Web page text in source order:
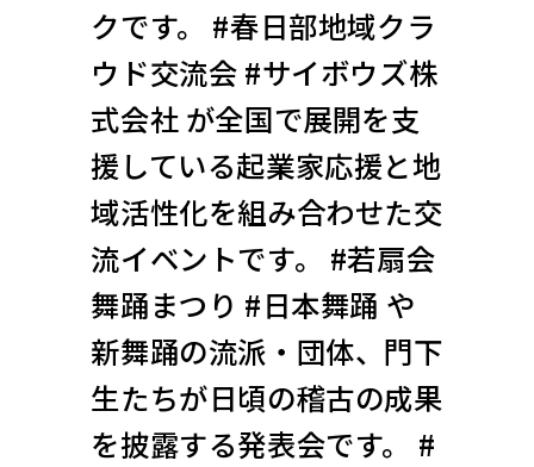
クです。 #春日部地域クラ
ウド交流会 #サイボウズ株
式会社 が全国で展開を支
援している起業家応援と地
域活性化を組み合わせた交
流イベントです。 #若扇会
舞踊まつり #日本舞踊 や
新舞踊の流派・団体、門下
生たちが日頃の稽古の成果
を披露する発表会です。 #